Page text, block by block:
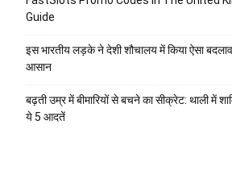
Guide
इस भारतीय लड़के ने देशी शौचालय में किया ऐसा
आसान
बढ़ती उम्र में बीमारियों से बचने का सीक्रेट: थाली में
ये 5 आदतें